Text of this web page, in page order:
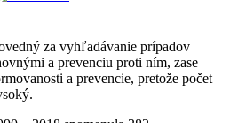
za vyhľadávanie prípadov
a prevenciu proti ním, zase
a prevencie, pretože počet